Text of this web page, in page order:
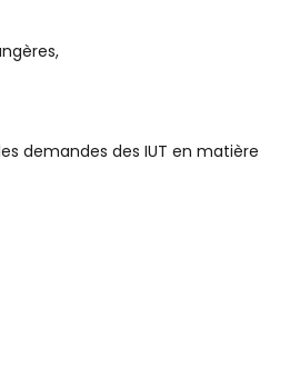
demandes des IUT en matière